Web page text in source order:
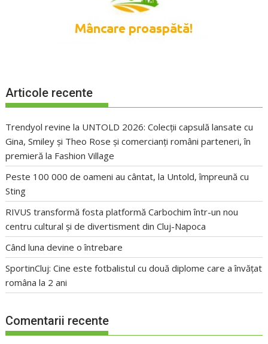
Articole recente
Trendyol revine la UNTOLD 2026: Colecții capsulă lansate cu
Gina, Smiley și Theo Rose și comercianți români parteneri, în
premieră la Fashion Village
Peste 100 000 de oameni au cântat, la Untold, împreună cu
Sting
RIVUS transformă fosta platformă Carbochim într-un nou
centru cultural și de divertisment din Cluj-Napoca
Când luna devine o întrebare
SportinCluj: Cine este fotbalistul cu două diplome care a învățat
româna la 2 ani
Comentarii recente